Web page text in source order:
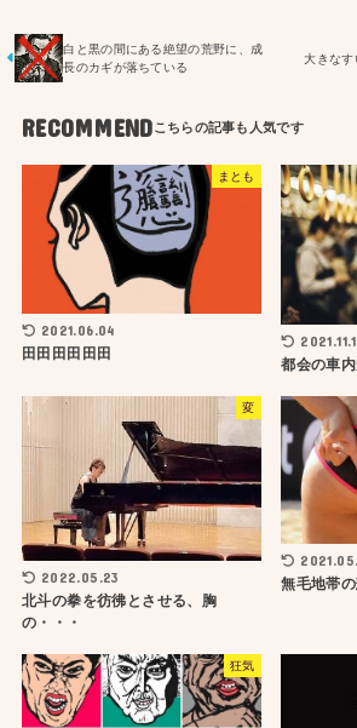
白と黒の間にある絶望の荒野に、成
長のカギが落ちている
大きなす
RECOMMEND
まとも
2021.06.04
田田田田田田
都会の車
変
2022.05.23
北斗の拳を彷彿とさせる、胸
の・・・
無毛地帯
狂気